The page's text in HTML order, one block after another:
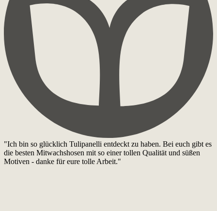
"Ich bin so glücklich Tulipanelli entdeckt zu haben. Bei euch gibt es
die besten Mitwachshosen mit so einer tollen Qualität und süßen
Motiven - danke für eure tolle Arbeit."